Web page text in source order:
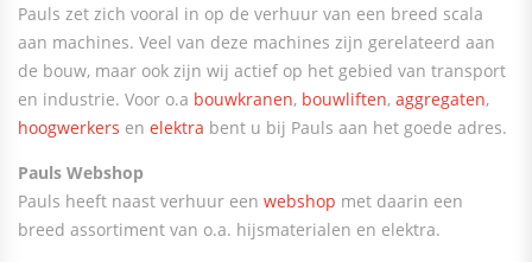
Pauls zet zich vooral in op de verhuur van een breed scala
aan machines. Veel van deze machines zijn gerelateerd aan
de bouw, maar ook zijn wij actief op het gebied van transport
en industrie. Voor o.a bouwkranen, bouwliften, aggregaten,
hoogwerkers en elektra bent u bij Pauls aan het goede adres.
Pauls Webshop
Pauls heeft naast verhuur een webshop met daarin een
breed assortiment van o.a. hijsmaterialen en elektra.